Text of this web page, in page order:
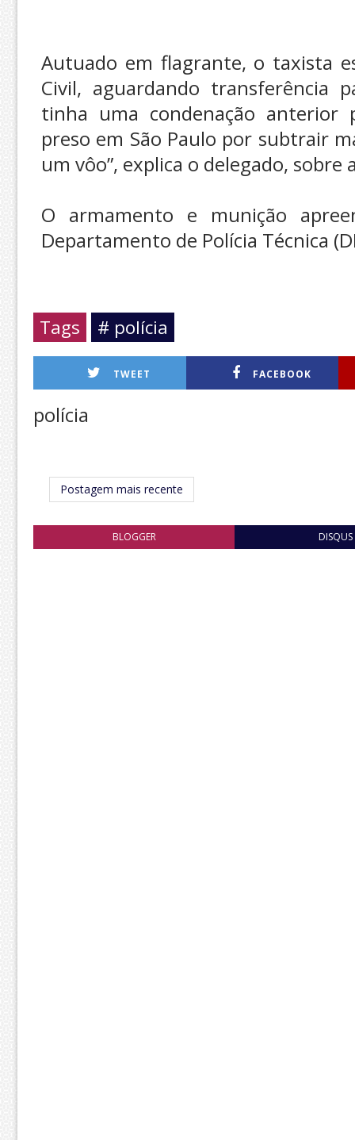
Autuado em flagrante, o taxista
Civil, aguardando transferência
tinha uma condenação anterior
preso em São Paulo por subtrair
um vôo”, explica o delegado,
O armamento e munição
Departamento de Polícia Técnica
Tags # polícia
TWEET FACEBOOK
polícia
Postagem mais recente
BLOGGER DISQUS